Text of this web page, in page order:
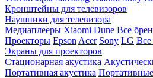
Кронштейны для телевизоров
Наушники для телевизора
Медиаплееры Xiaomi Dune Все
Проекторы Epson Acer Sony LG
Экраны для проекторов
Стационарная акустика
Портативная акустика